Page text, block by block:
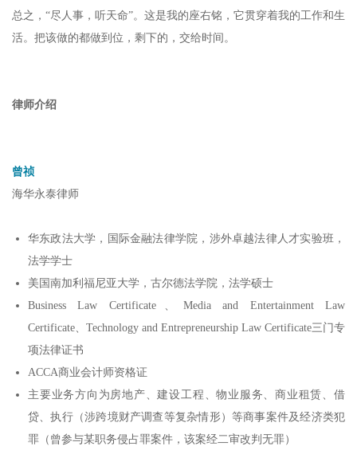
总之，“尽人事，听天命”。这是我的座右铭，它贯穿着我的工作和生
活。把该做的都做到位，剩下的，交给时间。
律师介绍
曾祯
海华永泰律师
华东政法大学，国际金融法律学院，涉外卓越法律人才实验班，
法学学士
美国南加利福尼亚大学，古尔德法学院，法学硕士
Business Law Certificate、Media and Entertainment Law
Certificate、Technology and Entrepreneurship Law Certificate三门专
项法律证书
ACCA商业会计师资格证
主要业务方向为房地产、建设工程、物业服务、商业租赁、借
贷、执行（涉跨境财产调查等复杂情形）等商事案件及经济类犯
罪（曾参与某职务侵占罪案件，该案经二审改判无罪）